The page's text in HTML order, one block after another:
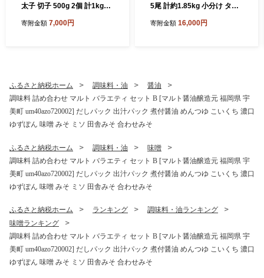
太子 切子 500g 2個 計1kg
40beg040001] 辛子明太子
寄附金額 7,000円
5尾 計約1.85kg 小分け タレ
美町 um40bak830010] 不揃
寄附金額 16,000円
ふるさと納税ホーム 調味料・油
醤油
調味料 詰め合わせ マルト バラエティ セット B [マルト醤油醸造元 福岡県 宇
美町 um40azo720002] だしパック 出汁パック 煮付醤油 めんつゆ こいくち 濃口
ゆずぽん 味噌 みそ ミソ 田舎みそ 合わせみそ
ふるさと納税ホーム 調味料・油
味噌
調味料 詰め合わせ マルト バラエティ セット B [マルト醤油醸造元 福岡県 宇
美町 um40azo720002] だしパック 出汁パック 煮付醤油 めんつゆ こいくち 濃口
ゆずぽん 味噌 みそ ミソ 田舎みそ 合わせみそ
ふるさと納税ホーム ランキング
調味料・油ランキング
味噌ランキング
調味料 詰め合わせ マルト バラエティ セット B [マルト醤油醸造元 福岡県 宇
美町 um40azo720002] だしパック 出汁パック 煮付醤油 めんつゆ こいくち 濃口
ゆずぽん 味噌 みそ ミソ 田舎みそ 合わせみそ